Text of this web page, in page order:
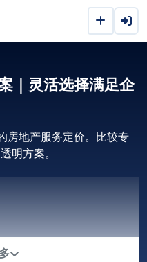
｜灵活选择满足企
地产服务定价。比较专
明方案。